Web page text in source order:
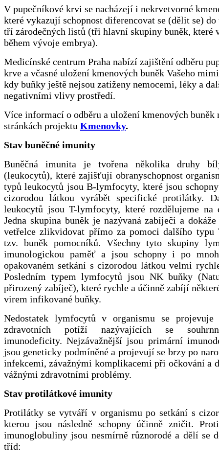
V pupečníkové krvi se nacházejí i nekrvetvorné
které vykazují schopnost diferencovat se (dělit se) do
tří zárodečných listů (tři hlavní skupiny buněk, které
během vývoje embrya).
Medicínské centrum Praha nabízí zajištění odběru
krve a včasné uložení kmenových buněk Vašeho
kdy buňky ještě nejsou zatíženy nemocemi, léky a
negativními vlivy prostředí.
Více informací o odběru a uložení kmenových buněk
stránkách projektu Kmenovky.
Stav buněčné imunity
Buněčná imunita je tvořena několika druhy
(leukocytů), které zajišťují obranyschopnost
typů leukocytů jsou B-lymfocyty, které jsou
cizorodou látkou vyrábět specifické protilátky.
leukocytů jsou T-lymfocyty, které rozdělujeme na
Jedna skupina buněk je nazývaná zabíječi a dokáže
vetřelce zlikvidovat přímo za pomoci dalšího typu
tzv. buněk pomocníků. Všechny tyto skupiny
imunologickou paměť a jsou schopny i po
opakovaném setkání s cizorodou látkou velmi
Posledním typem lymfocytů jsou NK buňky
přirozený zabíječ), které rychle a účinně zabíjí
virem infikované buňky.
Nedostatek lymfocytů v organismu se projevuje
zdravotních potíží nazývajících se
imunodeficity. Nejzávažnější jsou primární
jsou geneticky podmíněné a projevují se brzy po
infekcemi, závažnými komplikacemi při očkování a
vážnými zdravotními problémy.
Stav protilátkové imunity
Protilátky se vytváří v organismu po setkání s
kterou jsou následně schopny účinně zničit.
imunoglobuliny jsou nesmírně různorodé a dělí se
tříd: